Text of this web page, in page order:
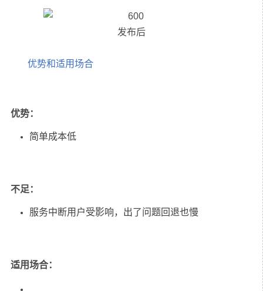
发布后
优势和适用场合
优势：
简单成本低
不足：
服务中断用户受影响，出了问题回退也慢
适用场合：